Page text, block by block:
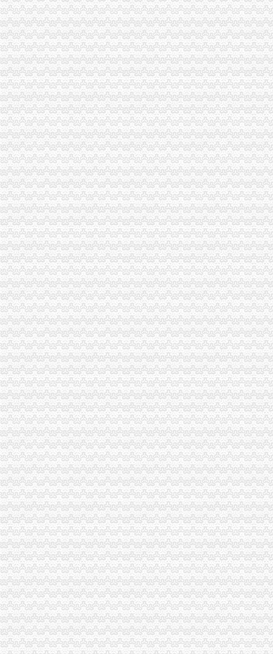
重庆市渝中区对辖区内32家代理记账服务机构实行抽查_证券之星
重庆公司注册代办|重庆营业执照代办|重庆公司注册代办-页